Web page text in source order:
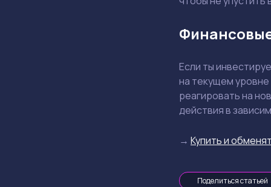
Если ты
на текущем
реагировать на
действия в
→ Купить и
Поделиться статьей